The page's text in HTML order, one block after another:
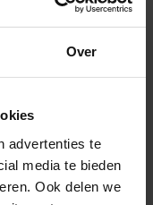
Over
advertenties te
media te bieden
Ook delen we